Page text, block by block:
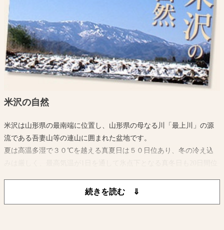
米沢の自然
米沢は山形県の最南端に位置し、山形県の母なる川「最上川」の源
流である吾妻山等の連山に囲まれた盆地です。
夏は高温多湿で３０℃を越える真夏日は５０日位あり、冬の冷え込
また、平年の最高積雪深が約100cmに達するほどの降雪量があり特別